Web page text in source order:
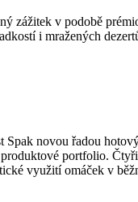
zážitek v podobě
i mražených
novou řadou
portfolio.
využití omáček v